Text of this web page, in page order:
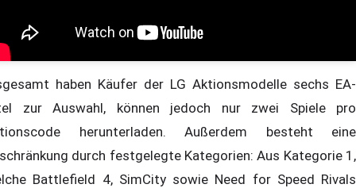
haben Käufer der LG Aktionsmodelle sechs EA-
zur Auswahl, können jedoch nur zwei Spiele pro
herunterladen. Außerdem besteht eine
durch festgelegte Kategorien: Aus Kategorie 1,
Battlefield 4, SimCity sowie Need for Speed Rivals